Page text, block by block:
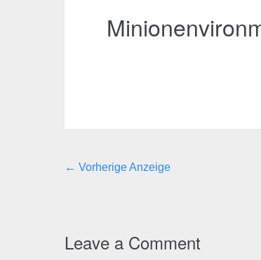
← Vorherige Anzeige
Leave a Comment